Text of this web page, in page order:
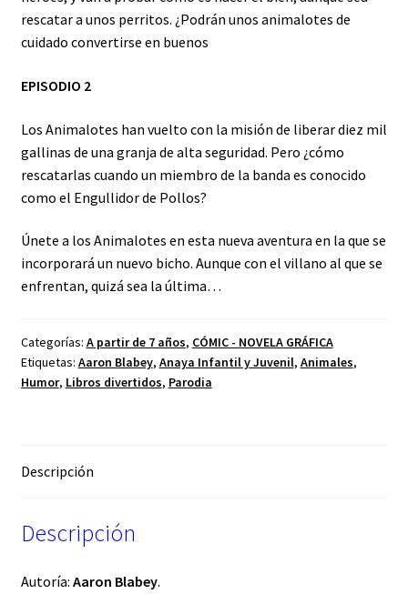
rescatar a unos perritos. ¿Podrán unos animalotes de
cuidado convertirse en buenos
EPISODIO 2
Los Animalotes han vuelto con la misión de liberar diez mil
gallinas de una granja de alta seguridad. Pero ¿cómo
rescatarlas cuando un miembro de la banda es conocido
como el Engullidor de Pollos?
Únete a los Animalotes en esta nueva aventura en la que se
incorporará un nuevo bicho. Aunque con el villano al que se
enfrentan, quizá sea la última…
Categorías: A partir de 7 años, CÓMIC - NOVELA GRÁFICA
Etiquetas: Aaron Blabey, Anaya Infantil y Juvenil, Animales,
Humor, Libros divertidos, Parodia
Descripción
Descripción
Autoría: Aaron Blabey.